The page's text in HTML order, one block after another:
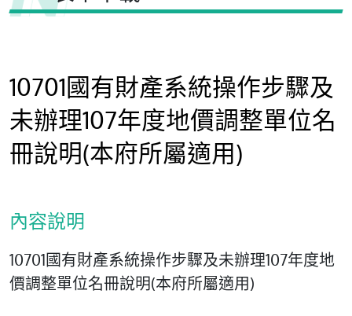
10701國有財產系統操作步驟及
未辦理107年度地價調整單位名
冊說明(本府所屬適用)
內容說明
10701國有財產系統操作步驟及未辦理107年度地
價調整單位名冊說明(本府所屬適用)